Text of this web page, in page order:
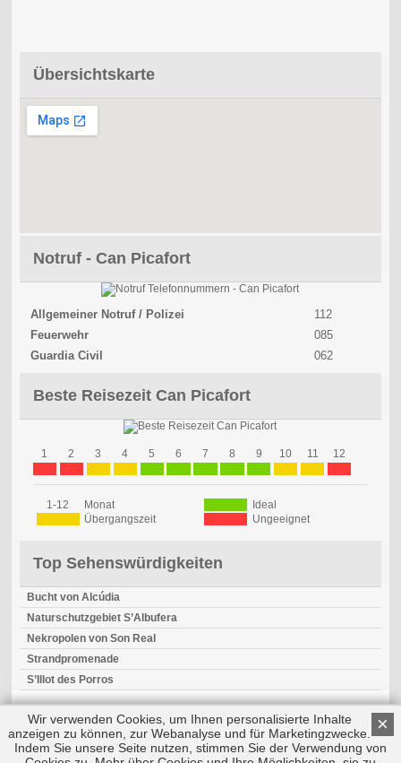
Übersichtskarte
Notruf - Can Picafort
Allgemeiner Notruf / Polizei
112
Feuerwehr
085
Guardia Civil
062
Beste Reisezeit Can Picafort
1 2 3 4 5 6 7 8 9 10 11 12
1-12 Monat
Ideal
Übergangszeit
Ungeeignet
Top Sehenswürdigkeiten
Bucht von Alcúdia
Naturschutzgebiet S’Albufera
Nekropolen von Son Real
Strandpromenade
S’Illot des Porros
×
Wir verwenden Cookies, um Ihnen personalisierte Inhalte
anzeigen zu können, zur Webanalyse und für Marketingzwecke.
Indem Sie unsere Seite nutzen, stimmen Sie der Verwendung von